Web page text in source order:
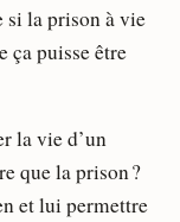
si la prison à vie
ça puisse être
la vie d’un
que la prison ?
et lui permettre